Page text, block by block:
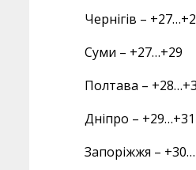
Чернігів –
Суми – +27…+29
Полтава –
Дніпро – +29…+31
Запоріжжя –